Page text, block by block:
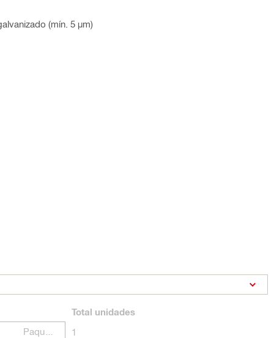
(mín. 5 µm)
Paquetes
Total unidades
1